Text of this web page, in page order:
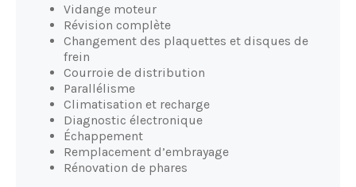
Vidange moteur
Révision complète
Changement des plaquettes et disques de
frein
Courroie de distribution
Parallélisme
Climatisation et recharge
Diagnostic électronique
Échappement
Remplacement d’embrayage
Rénovation de phares